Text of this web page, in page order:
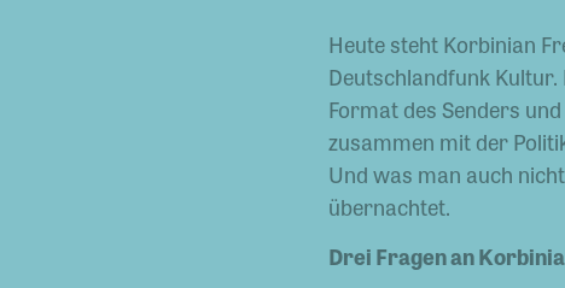
Heute steht Korbinian
Deutschlandfunk
Format des Senders
zusammen mit der
Und was man auch
übernachtet.
Drei Fragen an